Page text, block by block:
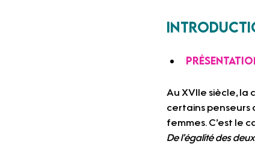
Au XVIIe siècle,
certains penseurs
femmes. C’est le
De l’égalité des